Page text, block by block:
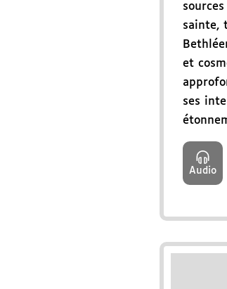
sainte,
et
ses
Audio